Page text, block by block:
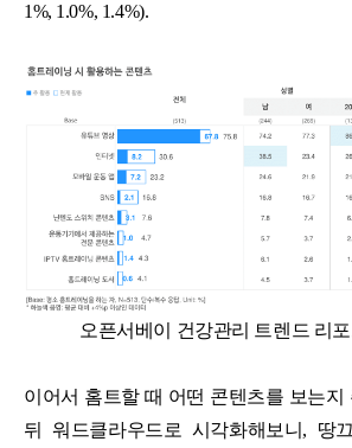
1%, 1.0%, 1.4%).
오픈서베이 건강관리 트렌드 리포
이어서 홈트할 때 어떤 콘텐츠를 보는지
뒤 워드클라우드로 시각화해보니, 땅끄